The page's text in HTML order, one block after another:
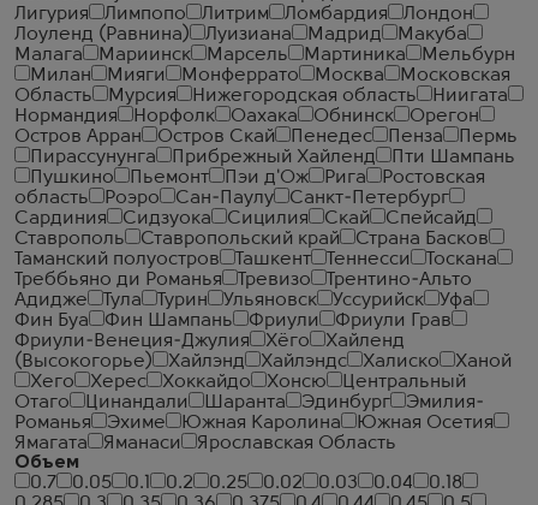
Лигурия
Лимпопо Литрим Ломбардия
Лондон
Лоуленд (Равнина)
Луизиана Мадрид
Макуба
Малага
Мариинск Марсель Мартиника
Мельбурн
Милан
Мияги Монферрато Москва
Московская
Область
Мурсия Нижегородская область
Ниигата
Нормандия
Норфолк Оахака Обнинск
Орегон
Остров Арран
Остров Скай Пенедес Пенза
Пермь
Пирассунунга
Прибрежный Хайленд
Пти Шампань
Пушкино
Пьемонт Пэи д'Ож Рига
Ростовская
область
Роэро Сан-Паулу
Санкт-Петербург
Сардиния
Сидзуока Сицилия Скай
Спейсайд
Ставрополь
Ставропольский край
Страна Басков
Таманский полуостров
Ташкент Теннесси
Тоскана
Треббьяно ди Романья
Тревизо
Трентино-Альто
Адидже
Тула Турин Ульяновск Уссурийск
Уфа
Фин Буа
Фин Шампань Фриули
Фриули Грав
Фриули-Венеция-Джулия
Хёго
Хайленд
(Высокогорье)
Хайлэнд Хайлэндс Халиско
Ханой
Хего
Херес Хоккайдо Хонсю
Центральный
Отаго
Цинандали Шаранта Эдинбург
Эмилия-
Романья
Эхиме Южная Каролина
Южная Осетия
Ямагата
Яманаси
Ярославская Область
Объем
0.7
0.05 0.1 0.2 0.25 0.02 0.03 0.04
0.18